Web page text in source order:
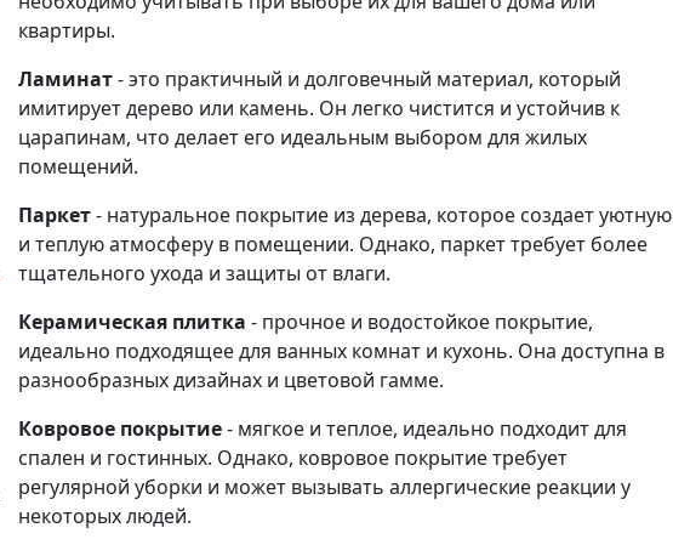
квартиры.
Ламинат- это практичный и долговечный материал, который
имитирует дерево или камень. Он легко чистится и устойчив к
царапинам, что делает его идеальным выбором для жилых
помещений.
Паркет- натуральное покрытие из дерева, которое создает уютную
и теплую атмосферу в помещении. Однако, паркет требует более
тщательного ухода и защиты от влаги.
Керамическая плитка - прочное и водостойкое покрытие,
идеально подходящее для ванных комнат и кухонь. Она доступна в
разнообразных дизайнах и цветовой гамме.
Ковровое покрытие- мягкое и теплое, идеально подходит для
спален и гостинных. Однако, ковровое покрытие требует
регулярной уборки и может вызывать аллергические реакции у
некоторых людей.